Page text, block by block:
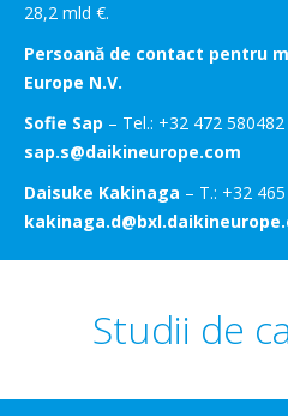
28,2 mld €.
Persoană de contact pentru
Europe N.V.
Sofie Sap – Tel.: +32 472 580482
sap.s@daikineurope.com
Daisuke Kakinaga – T.: +32
Studii de